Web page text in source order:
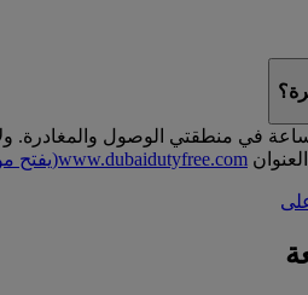
دبي الحرة مفتوحة طوال 24 ساعة في
www.dubaidutyfree.com(يفتح